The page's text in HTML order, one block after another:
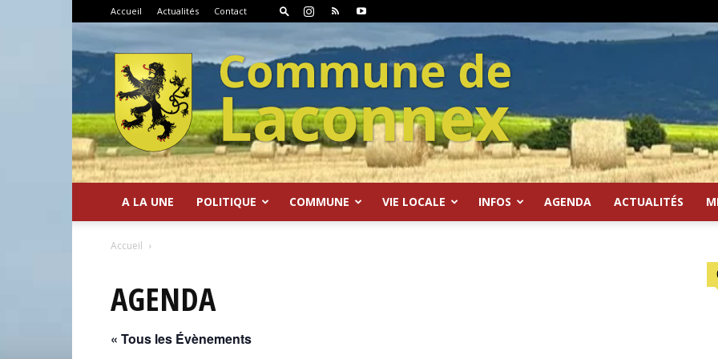
Accueil Actualités Contact
A LA UNE POLITIQUE COMMUNE VIE LOCALE INFOS AGENDA ACTUALITÉS
Accueil
AGENDA
« Tous les Évènements